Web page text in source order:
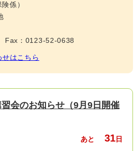
険係
Fax：0123-52-0638
せはこちら
会のお知らせ（9月9日開催
あと 31日